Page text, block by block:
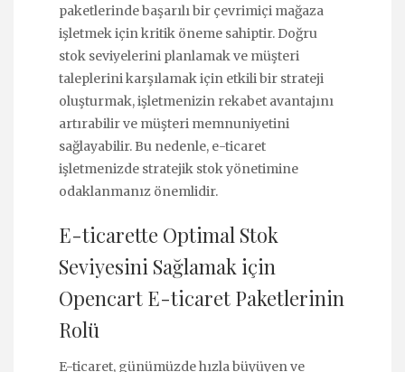
paketlerinde başarılı bir çevrimiçi mağaza
işletmek için kritik öneme sahiptir. Doğru
stok seviyelerini planlamak ve müşteri
taleplerini karşılamak için etkili bir strateji
oluşturmak, işletmenizin rekabet avantajını
artırabilir ve müşteri memnuniyetini
sağlayabilir. Bu nedenle, e-ticaret
işletmenizde stratejik stok yönetimine
odaklanmanız önemlidir.
E-ticarette Optimal Stok
Seviyesini Sağlamak için
Opencart E-ticaret Paketlerinin
Rolü
E-ticaret, günümüzde hızla büyüyen ve